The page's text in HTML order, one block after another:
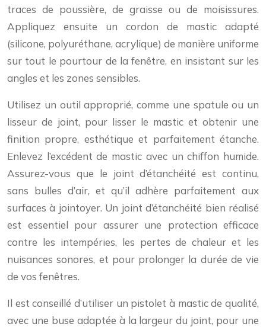
traces de poussière, de graisse ou de moisissures.
Appliquez ensuite un cordon de mastic adapté
(silicone, polyuréthane, acrylique) de manière uniforme
sur tout le pourtour de la fenêtre, en insistant sur les
angles et les zones sensibles.
Utilisez un outil approprié, comme une spatule ou un
lisseur de joint, pour lisser le mastic et obtenir une
finition propre, esthétique et parfaitement étanche.
Enlevez l’excédent de mastic avec un chiffon humide.
Assurez-vous que le joint d’étanchéité est continu,
sans bulles d’air, et qu’il adhère parfaitement aux
surfaces à jointoyer. Un joint d’étanchéité bien réalisé
est essentiel pour assurer une protection efficace
contre les intempéries, les pertes de chaleur et les
nuisances sonores, et pour prolonger la durée de vie
de vos fenêtres.
Il est conseillé d’utiliser un pistolet à mastic de qualité,
avec une buse adaptée à la largeur du joint, pour une